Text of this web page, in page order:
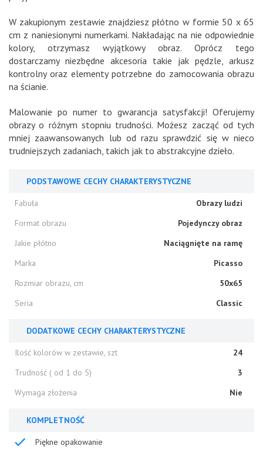
W zakupionym zestawie znajdziesz płótno w formie 50 x 65
cm z naniesionymi numerkami. Nakładając na nie odpowiednie
kolory, otrzymasz wyjątkowy obraz. Oprócz tego
dostarczamy niezbędne akcesoria takie jak pędzle, arkusz
kontrolny oraz elementy potrzebne do zamocowania obrazu
na ścianie.
Malowanie po numer to gwarancja satysfakcji! Oferujemy
obrazy o różnym stopniu trudności. Możesz zacząć od tych
mniej zaawansowanych lub od razu sprawdzić się w nieco
trudniejszych zadaniach, takich jak to abstrakcyjne dzieło.
PODSTAWOWE CECHY CHARAKTERYSTYCZNE
Fabuła
Obrazy ludzi
Format obrazu
Pojedynczy obraz
Jakie płótno
Naciągnięte na ramę
Marka
Picasso
Rozmiar obrazu, cm
50x65
Seria
Classic
DODATKOWE CECHY CHARAKTERYSTYCZNE
Ilość kolorów w zestawie, szt
24
Trudność ( od 1 do 5)
3
Wymaga złożenia
Nie
KOMPLETNOŚĆ
Piękne opakowanie